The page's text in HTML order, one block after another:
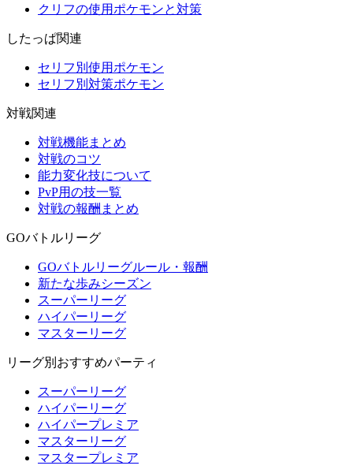
クリフの使用ポケモンと対策
したっぱ関連
セリフ別使用ポケモン
セリフ別対策ポケモン
対戦関連
対戦機能まとめ
対戦のコツ
能力変化技について
PvP用の技一覧
対戦の報酬まとめ
GOバトルリーグ
GOバトルリーグルール・報酬
新たな歩みシーズン
スーパーリーグ
ハイパーリーグ
マスターリーグ
リーグ別おすすめパーティ
スーパーリーグ
ハイパーリーグ
ハイパープレミア
マスターリーグ
マスタープレミア